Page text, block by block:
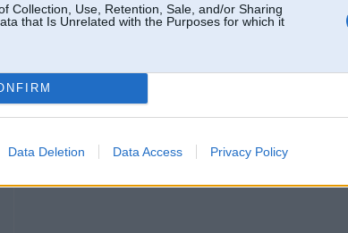
Collection, Use, Retention, Sale, and/or Sharing
that Is Unrelated with the Purposes for which it
Data Deletion Data Access Privacy Policy
Veca patiesība, ka kara apstākļos valodu testi = lojalitātes testi. Ja vien
-----------------